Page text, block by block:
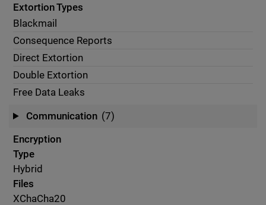
Extortion Types
Blackmail
Consequence Reports
Direct Extortion
Double Extortion
Free Data Leaks
Communication (7)
Encryption
Type
Hybrid
Files
XChaCha20